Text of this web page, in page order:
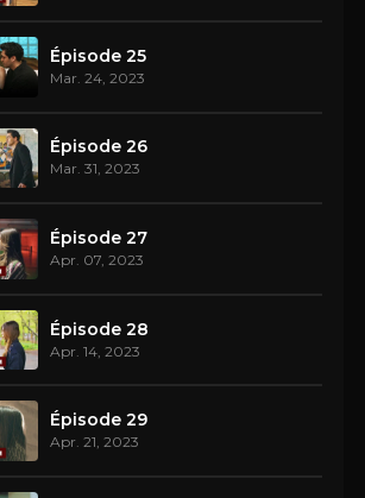
Épisode 25
Mar. 24, 2023
Épisode 26
Mar. 31, 2023
Épisode 27
Apr. 07, 2023
Épisode 28
Apr. 14, 2023
Épisode 29
Apr. 21, 2023